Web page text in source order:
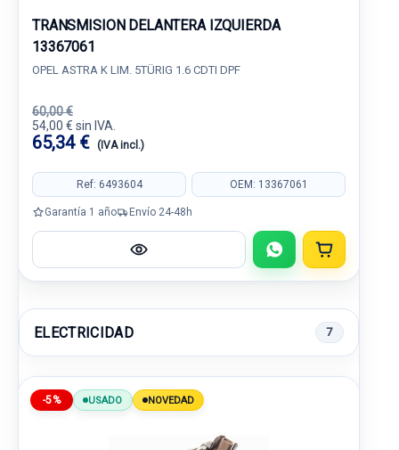
TRANSMISION DELANTERA IZQUIERDA
13367061
OPEL ASTRA K LIM. 5TÜRIG 1.6 CDTI DPF
60,00 €
54,00 € sin IVA.
65,34 € (IVA incl.)
Ref: 6493604 OEM: 13367061
Garantía 1 año Envío 24-48h
ELECTRICIDAD 7
-5% USADO NOVEDAD